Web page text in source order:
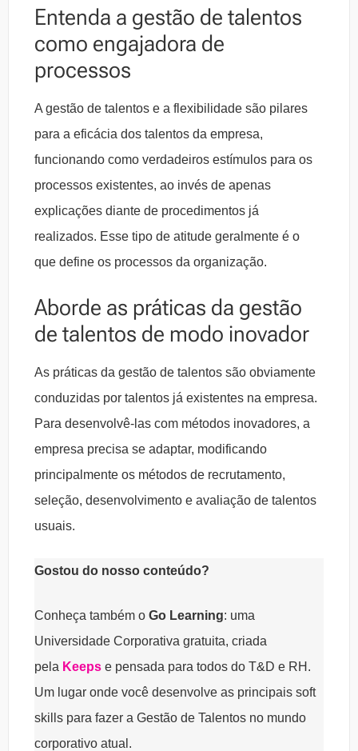
Entenda a gestão de talentos
como engajadora de
processos
A gestão de talentos e a flexibilidade são pilares
para a eficácia dos talentos da empresa,
funcionando como verdadeiros estímulos para os
processos existentes, ao invés de apenas
explicações diante de procedimentos já
realizados. Esse tipo de atitude geralmente é o
que define os processos da organização.
Aborde as práticas da gestão
de talentos de modo inovador
As práticas da gestão de talentos são obviamente
conduzidas por talentos já existentes na empresa.
Para desenvolvê-las com métodos inovadores, a
empresa precisa se adaptar, modificando
principalmente os métodos de recrutamento,
seleção, desenvolvimento e avaliação de talentos
usuais.
Gostou do nosso conteúdo?
Conheça também o Go Learning: uma
Universidade Corporativa gratuita, criada
pela Keeps e pensada para todos do T&D e RH.
Um lugar onde você desenvolve as principais soft
skills para fazer a Gestão de Talentos no mundo
corporativo atual.